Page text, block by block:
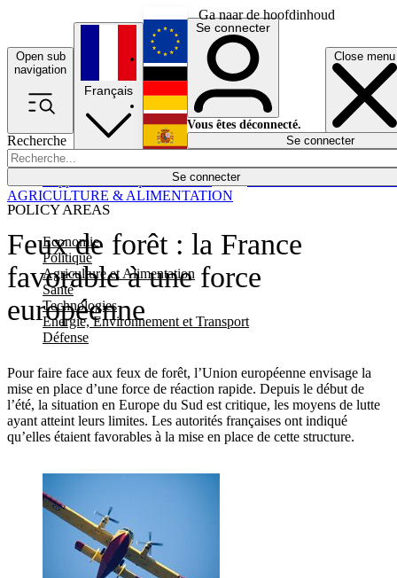
Ga naar de hoofdinhoud
Open sub
navigation
Close menu
Recherche
Se connecter
POLICY AREAS
Economie
Politique
Agriculture et Alimentation
Santé
Technologies
Energie, Environnement et Transport
Défense
Économie
Français
English
Deutsch
Español
Se connecter
Vous êtes déconnecté.
Se connecter
Feux de forêt : la France
favorable à une force
européenne
Pour faire face aux feux de forêt, l’Union européenne envisage la
mise en place d’une force de réaction rapide. Depuis le début de
l’été, la situation en Europe du Sud est critique, les moyens de lutte
ayant atteint leurs limites. Les autorités françaises ont indiqué
qu’elles étaient favorables à la mise en place de cette structure.
AGRICULTURE & ALIMENTATION